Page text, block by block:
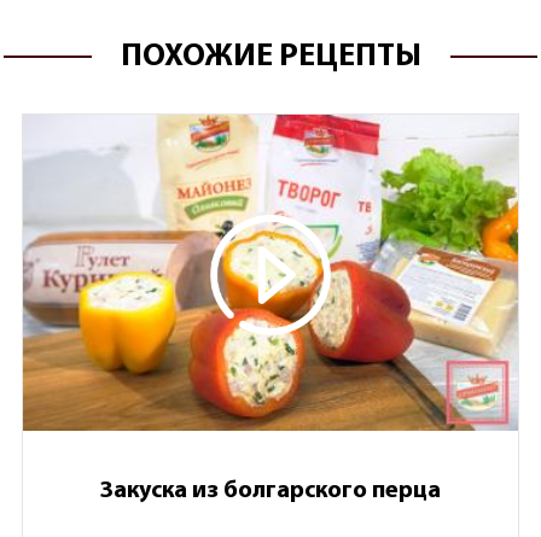
ПОХОЖИЕ РЕЦЕПТЫ
Закуска из болгарского перца